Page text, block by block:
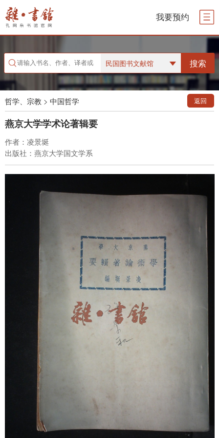
我要预约
民国图书文献馆 搜索
哲学、宗教 > 中国哲学 返回
燕京大学学术论著辑要
作者：凌景埏
出版社：燕京大学国文学系